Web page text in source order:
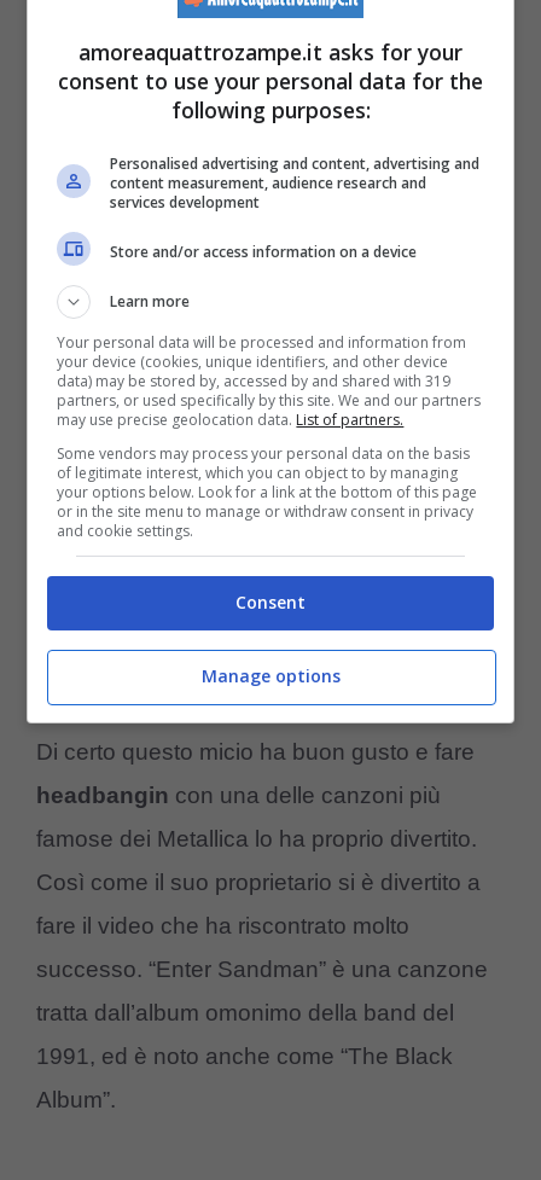
James Catfield ha davvero dato sfogo al
suo lato selvaggio“; un altro ancora: “
bisogno di una cabina di mescita tutta sua“.
Non è la prima volta che un gatto diventa
virale sull’applicazione per aver suonato un
po’ di metal. I nostri amici felini amano
deliziarci a ritmo di musica e molti video sono
diventati virali nella nota piattaforma del
momento. Per esempio quelli che cantavano
“Crazy Train” di Ozzy Osbourne e “Down
With the Sickness” dei Disturbed.
Ti potrebbe interessare anche >>>
Labrador travestito da Dalmata: il cane
non è più solo – VIDEO
Di certo questo micio ha buon gusto e fare
headbangin con una delle canzoni più
famose dei Metallica lo ha proprio divertito.
Così come il suo proprietario si è divertito a
fare il video che ha riscontrato molto
successo. “Enter Sandman” è una canzone
tratta dall’album omonimo della band del
1991, ed è noto anche come “The Black
Album”.
amoreaquattrozampe.it asks for your
consent to use your personal data for the
following purposes:
Personalised advertising and content, advertising and
content measurement, audience research and
services development
Store and/or access information on a device
Learn more
Your personal data will be processed and information from
your device (cookies, unique identifiers, and other device
data) may be stored by, accessed by and shared with 319
partners, or used specifically by this site. We and our partners
may use precise geolocation data. List of partners.
Some vendors may process your personal data on the basis
of legitimate interest, which you can object to by managing
your options below. Look for a link at the bottom of this page
or in the site menu to manage or withdraw consent in privacy
and cookie settings.
Consent
Manage options